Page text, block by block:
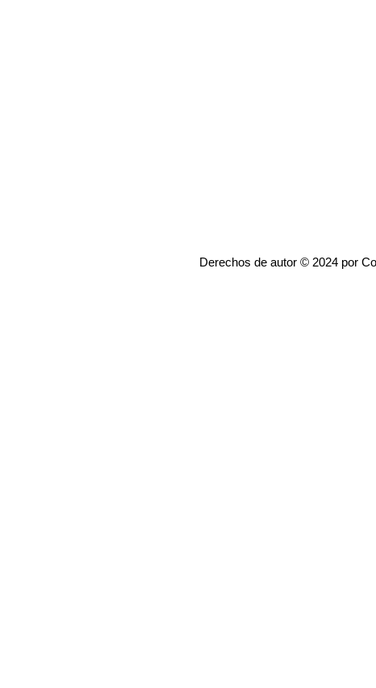
Derechos de autor © 2024 por